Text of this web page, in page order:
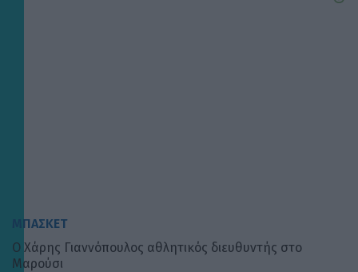
ΜΠΑΣΚΕΤ
Ο Χάρης Γιαννόπουλος αθλητικός διευθυντής στο
Μαρούσι